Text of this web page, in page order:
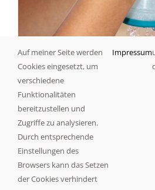
Kunterbunter
weihnachtlicher
14. November, 10:00
Auf meiner Seite werden
Cookies eingesetzt, um
verschiedene
Funktionalitäten
bereitzustellen und
Zugriffe zu analysieren.
Durch entsprechende
Einstellungen des
Browsers kann das Setzen
der Cookies verhindert
Impressum